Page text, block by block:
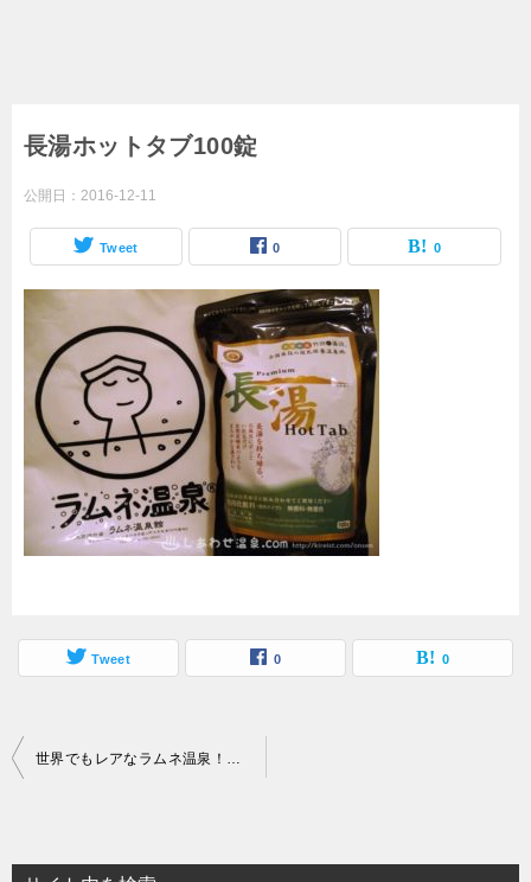
長湯ホットタブ100錠
公開日： 2016-12-11
Tweet 0 0
Tweet 0 0
投
ビ
世界でもレアなラムネ温泉！長湯温泉で極上の重炭酸湯を楽しもう